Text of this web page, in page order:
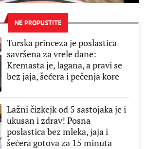
NE PROPUSTITE
Turska princeza je poslastica
savršena za vrele dane:
Kremasta je, lagana, a pravi se
bez jaja, šećera i pečenja kore
Lažni čizkejk od 5 sastojaka je i
ukusan i zdrav! Posna
poslastica bez mleka, jaja i
šećera gotova za 15 minuta